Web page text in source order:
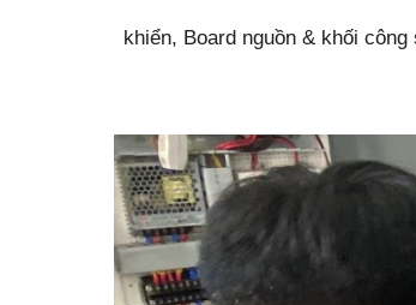
khiển, Board nguồn & khối công